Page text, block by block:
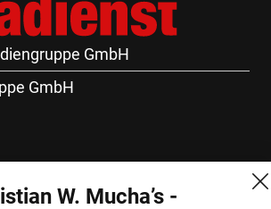
GmbH
GmbH
W. Mucha’s -